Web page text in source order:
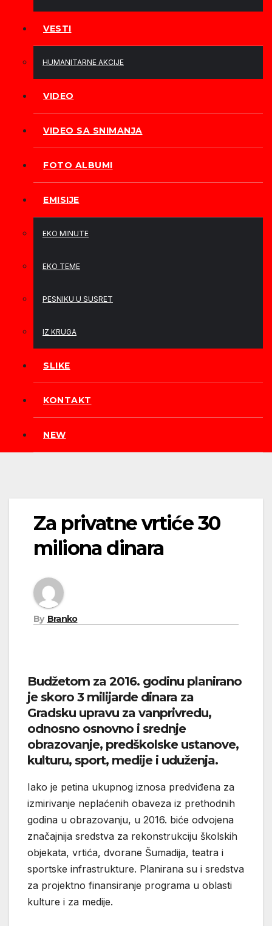
VESTI
HUMANITARNE AKCIJE
VIDEO
VIDEO SA SNIMANJA
FOTO ALBUMI
EMISIJE
EKO MINUTE
EKO TEME
PESNIKU U SUSRET
IZ KRUGA
SLIKE
KONTAKT
NEW
Za privatne vrtiće 30
miliona dinara
By Branko
Budžetom za 2016. godinu planirano
je skoro 3 milijarde dinara za
Gradsku upravu za vanprivredu,
odnosno osnovno i srednje
obrazovanje, predškolske ustanove,
kulturu, sport, medije i uduženja.
Iako je petina ukupnog iznosa predviđena za
izmirivanje neplaćenih obaveza iz prethodnih
godina u obrazovanju, u 2016. biće odvojena
značajnija sredstva za rekonstrukciju školskih
objekata, vrtića, dvorane Šumadija, teatra i
sportske infrastrukture. Planirana su i sredstva
za projektno finansiranje programa u oblasti
kulture i za medije.